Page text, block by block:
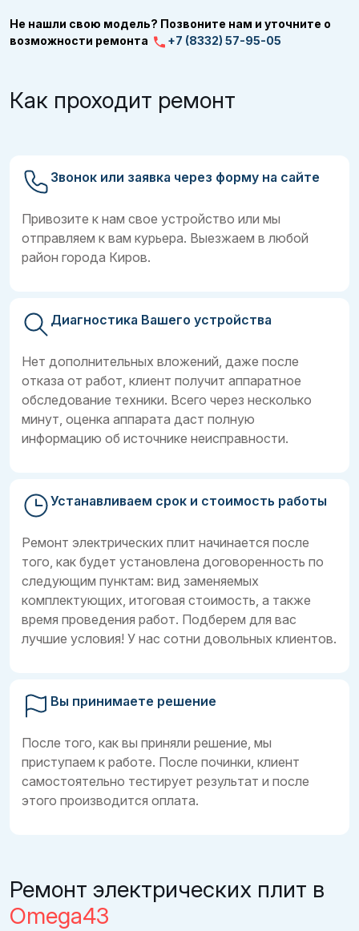
Не нашли свою модель? Позвоните нам и уточните о
возможности ремонта
+7 (8332) 57-95-05
Как проходит ремонт
Звонок или заявка через форму на сайте
Привозите к нам свое устройство или мы
отправляем к вам курьера. Выезжаем в любой
район города Киров.
Диагностика Вашего устройства
Нет дополнительных вложений, даже после
отказа от работ, клиент получит аппаратное
обследование техники. Всего через несколько
минут, оценка аппарата даст полную
информацию об источнике неисправности.
Устанавливаем срок и стоимость работы
Ремонт электрических плит начинается после
того, как будет установлена договоренность по
следующим пунктам: вид заменяемых
комплектующих, итоговая стоимость, а также
время проведения работ. Подберем для вас
лучшие условия! У нас сотни довольных клиентов.
Вы принимаете решение
После того, как вы приняли решение, мы
приступаем к работе. После починки, клиент
самостоятельно тестирует результат и после
этого производится оплата.
Ремонт электрических плит в
Omega43